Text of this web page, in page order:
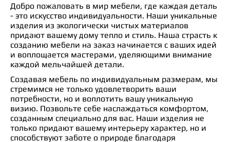
Добро пожаловать в мир мебели, где каждая деталь
- это искусство индивидуальности. Наши уникальные
изделия из экологически чистых материалов
придают вашему дому тепло и стиль. Наша страсть к
созданию мебели на заказ начинается с ваших идей
и воплощается мастерами, уделяющими внимание
каждой мельчайшей детали.
Создавая мебель по индивидуальным размерам, мы
стремимся не только удовлетворить ваши
потребности, но и воплотить вашу уникальную
визию. Позвольте себе наслаждаться комфортом,
созданным специально для вас. Наши изделия не
только придают вашему интерьеру характер, но и
способствуют заботе о природе благодаря